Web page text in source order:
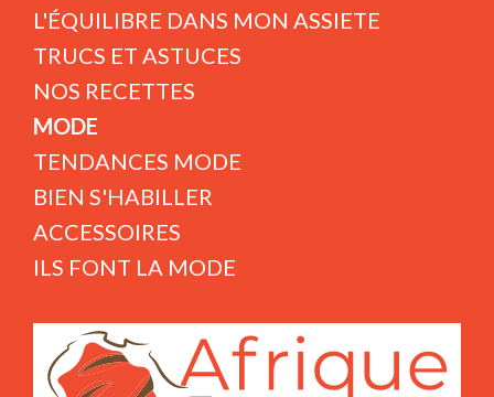
L'ÉQUILIBRE DANS MON ASSIETE
TRUCS ET ASTUCES
NOS RECETTES
MODE
TENDANCES MODE
BIEN S'HABILLER
ACCESSOIRES
ILS FONT LA MODE